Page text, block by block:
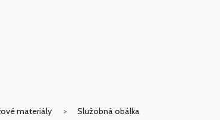
materiály Služobná obálka